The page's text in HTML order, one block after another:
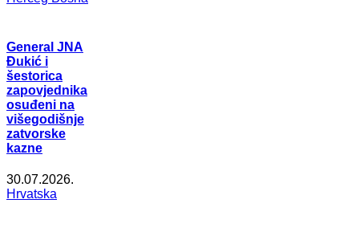
General JNA
Đukić i
šestorica
zapovjednika
osuđeni na
višegodišnje
zatvorske
kazne
30.07.2026.
Hrvatska